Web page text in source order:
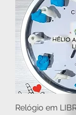
Relógio em